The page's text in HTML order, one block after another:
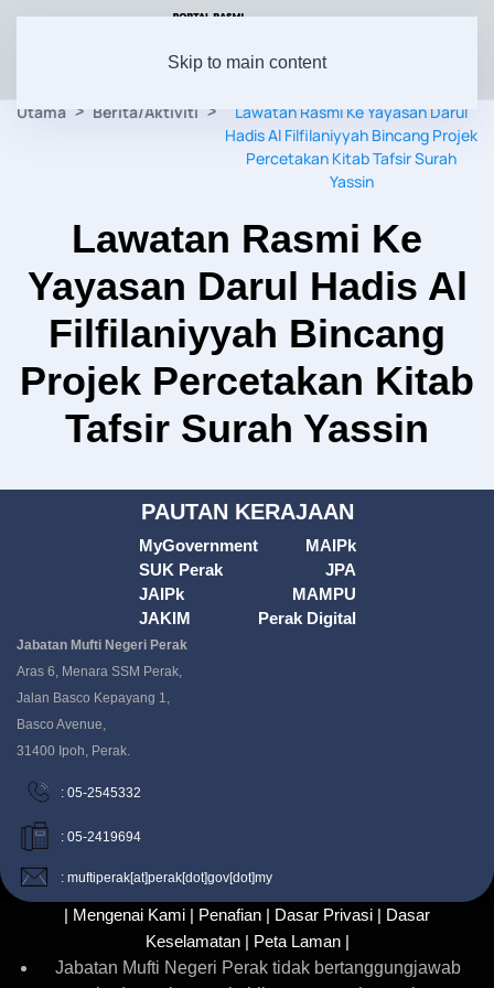
Skip to main content
Utama Berita/Aktiviti
Lawatan Rasmi Ke Yayasan Darul
Hadis Al Filfilaniyyah Bincang Projek
Percetakan Kitab Tafsir Surah
Yassin
Lawatan Rasmi Ke
Yayasan Darul Hadis Al
Filfilaniyyah Bincang
Projek Percetakan Kitab
Tafsir Surah Yassin
PAUTAN KERAJAAN
MyGovernment
SUK Perak
JAIPk
JAKIM
MAIPk
JPA
MAMPU
Perak Digital
Jabatan Mufti Negeri Perak
Aras 6, Menara SSM Perak,
Jalan Basco Kepayang 1,
Basco Avenue,
31400 Ipoh, Perak.
: 05-2545332
: 05-2419694
: muftiperak[at]perak[dot]gov[dot]my
| Mengenai Kami | Penafian | Dasar Privasi | Dasar
Keselamatan | Peta Laman |
Jabatan Mufti Negeri Perak tidak bertanggungjawab